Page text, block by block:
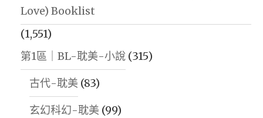
Love) Booklist
(1,551)
第1區｜BL-耽美-小說 (315)
古代-耽美 (83)
玄幻科幻-耽美 (99)